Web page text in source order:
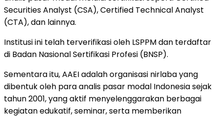
SecuritiesAnalyst (CSA),Certified TechnicalAnalyst
(CTA),dan lainnya.
Institusiini telah terverifikasioleh LSPPMdan terdaftar
di Badan NasionalSertifikasi Profesi (BNSP).
Sementaraitu,AAEIadalahorganisasi nirlabayang
dibentukoleh paraanalis pasar modal Indonesiasejak
tahun2001,yangaktif menyelenggarakan berbagai
kegiatanedukatif,seminar,serta memberikan